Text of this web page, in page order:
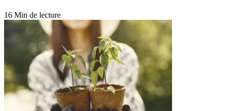
16 Min de lecture